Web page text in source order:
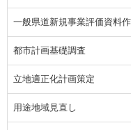
一般県道新規事業評価資料
都市計画基礎調査
立地適正化計画策定
用途地域見直し